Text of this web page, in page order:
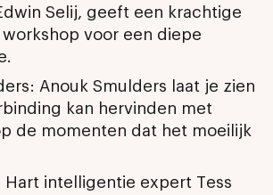
Selij, geeft een krachtige
voor een diepe
Anouk Smulders laat je zien
kan hervinden met
de momenten dat het moeilijk
Hart intelligentie expert Tess